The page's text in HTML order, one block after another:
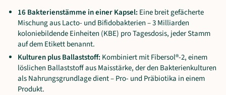
16 Bakterienstämme in einer Kapsel: Eine breit gefächerte
Mischung aus Lacto- und Bifidobakterien – 3 Milliarden
koloniebildende Einheiten (KBE) pro Tagesdosis, jeder Stamm
auf dem Etikett benannt.
Kulturen plus Ballaststoff: Kombiniert mit Fibersol®-2, einem
löslichen Ballaststoff aus Maisstärke, der den Bakterienkulturen
als Nahrungsgrundlage dient – Pro- und Präbiotika in einem
Produkt.